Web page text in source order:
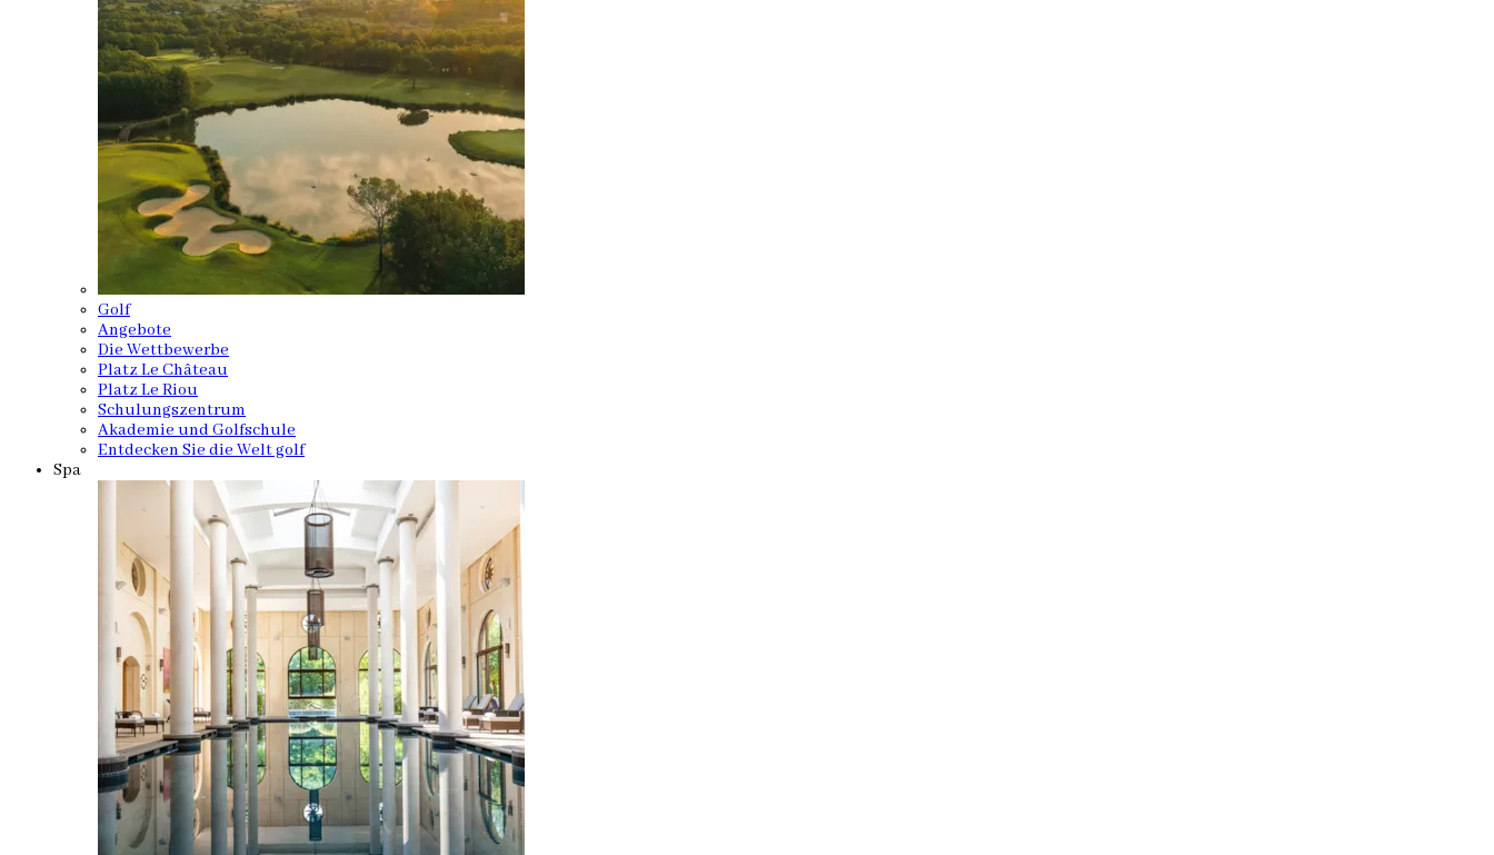
Golf
Angebote
Die Wettbewerbe
Platz Le Château
Platz Le Riou
Schulungszentrum
Akademie und Golfschule
Entdecken Sie die Welt golf
Spa